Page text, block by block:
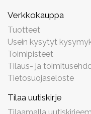
Verkkokauppa
Tuotteet
Usein kysytyt
Toimipisteet
Tilaus- ja
Tietosuojaseloste
Tilaa uutiskirje